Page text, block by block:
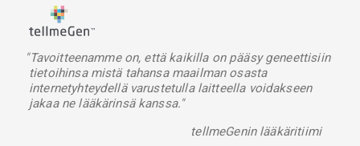
"Tavoitteenamme on, että kaikilla on pääsy geneettisiin
tietoihinsa mistä tahansa maailman osasta
internetyhteydellä varustetulla laitteella voidakseen
jakaa ne lääkärinsä kanssa."
tellmeGenin lääkäritiimi